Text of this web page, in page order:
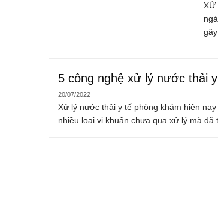
XỬ
5 công nghệ xử lý nước thải
20/07/2022
Xử lý nước thải y tế phòng khám hiện
nhiều loại vi khuẩn chưa qua xử lý mà